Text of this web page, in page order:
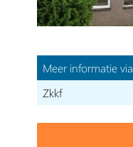
Meer informatie via
Zkkf